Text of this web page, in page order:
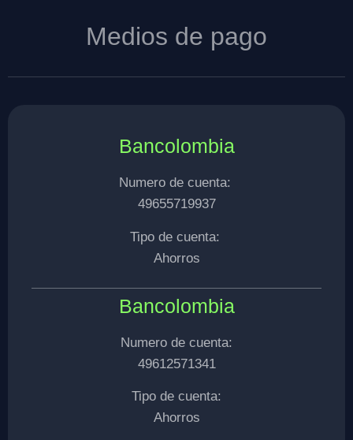
Medios de pago
Bancolombia
Numero de cuenta:
49655719937
Tipo de cuenta:
Ahorros
Bancolombia
Numero de cuenta:
49612571341
Tipo de cuenta:
Ahorros